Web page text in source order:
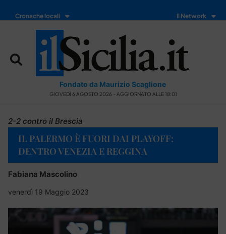
Cronache locali Il Network
Fondato da Maurizio Scaglione
GIOVEDÌ 6 AGOSTO 2026 - AGGIORNATO ALLE 18:01
2-2 contro il Brescia
IL PALERMO È FUORI DAI PLAYOFF:
DENTRO VENEZIA E REGGINA
Fabiana Mascolino
venerdì 19 Maggio 2023